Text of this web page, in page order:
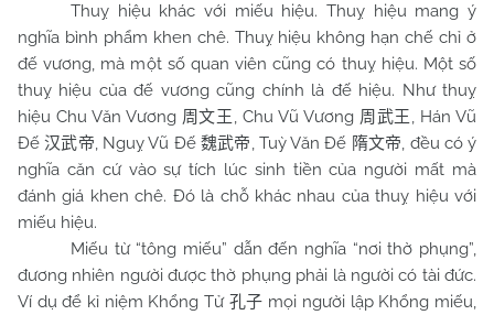
Thuỵ hiệu khác với miếu hiệu. Thuỵ hiệu mang ý
nghĩa bình phẩm khen chê. Thuỵ hiệu không hạn chế chỉ ở
đế vương, mà một số quan viên cũng có thuỵ hiệu. Một số
thuỵ hiệu của đế vương cũng chính là đế hiệu. Như thuỵ
hiệu Chu Văn Vương 周文王 , Chu Vũ Vương 周武王 , Hán Vũ
Đế汉武帝, Nguỵ Vũ Đế 魏武帝, Tuỳ Văn Đế 隋文帝, đều có ý
nghĩa căn cứ vào sự tích lúc sinh tiền của người mất mà
đánh giá khen chê. Đó là chỗ khác nhau của thuỵ hiệu với
miếu hiệu.
Miếu từ “tông miếu” dẫn đến nghĩa “nơi thờ phụng”,
đương nhiên người được thờ phụng phải là người có tài đức.
Ví dụ để kỉ niệm Khổng Tử 孔子 mọi người lập Khổng miếu,